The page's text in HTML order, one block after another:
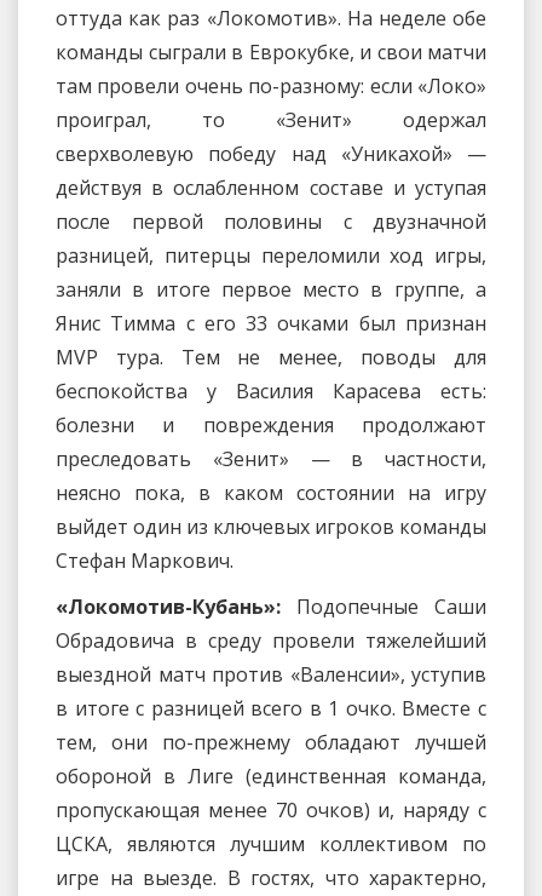
оттуда как раз «Локомотив». На неделе обе
команды сыграли в Еврокубке, и свои матчи
там провели очень по-разному: если «Локо»
проиграл, то «Зенит» одержал
сверхволевую победу над «Уникахой» —
действуя в ослабленном составе и уступая
после первой половины с двузначной
разницей, питерцы переломили ход игры,
заняли в итоге первое место в группе, а
Янис Тимма с его 33 очками был признан
MVP тура. Тем не менее, поводы для
беспокойства у Василия Карасева есть:
болезни и повреждения продолжают
преследовать «Зенит» — в частности,
неясно пока, в каком состоянии на игру
выйдет один из ключевых игроков команды
Стефан Маркович.
«Локомотив-Кубань»: Подопечные Саши
Обрадовича в среду провели тяжелейший
выездной матч против «Валенсии», уступив
в итоге с разницей всего в 1 очко. Вместе с
тем, они по-прежнему обладают лучшей
обороной в Лиге (единственная команда,
пропускающая менее 70 очков) и, наряду с
ЦСКА, являются лучшим коллективом по
игре на выезде. В гостях, что характерно,